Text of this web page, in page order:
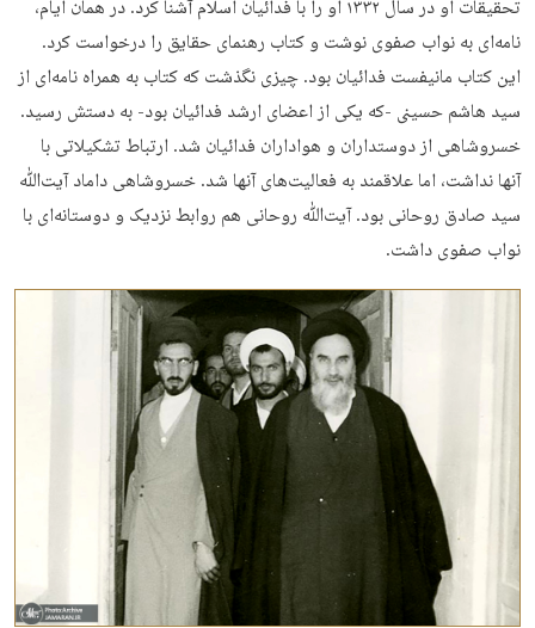
تحقیقات او در سال ۱۳۳۲ او را با فدائیان اسلام آشنا کرد. در همان ایام،
نامه‌­ای به نواب صفوی نوشت و کتاب رهنمای حقایق را درخواست کرد.
این کتاب مانیفست فدائیان بود. چیزی نگذشت که کتاب به همراه نامه­‌ای از
سید هاشم حسینی -که یکی از اعضای ارشد فدائیان بود- به دستش رسید.
خسروشاهی از دوستداران و هواداران فدائیان شد. ارتباط تشکیلاتی با
آنها نداشت، اما علاقمند به فعالیت‌های آنها شد. خسروشاهی داماد آیت­‌ﷲ
سید صادق روحانی بود. آیت‌­ﷲ روحانی هم روابط نزدیک و دوستانه‌­ای با
نواب صفوی داشت.